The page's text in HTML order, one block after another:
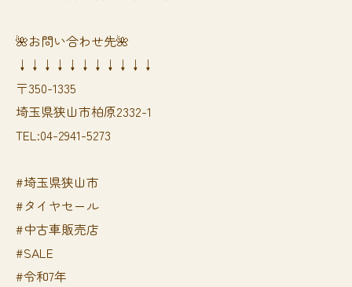
🌺お問い合わせ先🌺
↓↓↓↓↓↓↓↓↓↓↓
〒350-1335
埼玉県狭山市柏原2332-1
TEL:04-2941-5273
#埼玉県狭山市
#タイヤセール
#中古車販売店
#SALE
#令和7年